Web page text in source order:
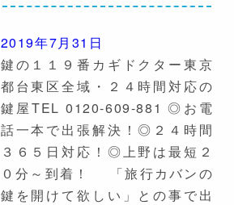
2019年7月31日
鍵の１１９番カギドクター東京
都台東区全域・２４時間対応の
鍵屋TEL 0120-609-881 ◎お電
話一本で出張解決！◎２４時間
３６５日対応！◎上野は最短２
０分～到着！ 「旅行カバンの
鍵を開けて欲しい」との事で出